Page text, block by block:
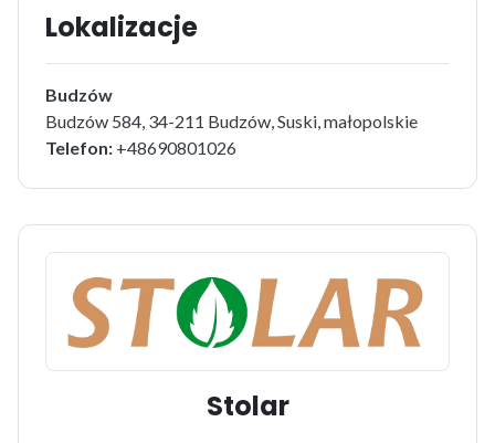
Lokalizacje
Budzów
Budzów 584, 34-211 Budzów, Suski, małopolskie
Telefon: +48690801026
Stolar